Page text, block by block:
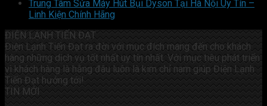
Trung Tâm Sửa Máy Hút Bụi Dyson Tại Hà Nội Uy Tín –
Linh Kiện Chính Hãng
ĐIỆN LẠNH TIẾN ĐẠT
Điện Lạnh Tiến Đạt ra đời với mục đích mang đến cho khách
hàng những dịch vụ tốt nhất uy tín nhất. Với mục tiêu phát triển
vì khách hàng là hằng đâu luôn là kim chỉ nam giúp Điện Lạnh
Tiến Đạt hướng tới!
TIN MỚI